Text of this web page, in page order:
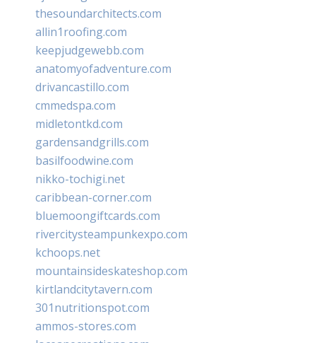
thesoundarchitects.com
allin1roofing.com
keepjudgewebb.com
anatomyofadventure.com
drivancastillo.com
cmmedspa.com
midletontkd.com
gardensandgrills.com
basilfoodwine.com
nikko-tochigi.net
caribbean-corner.com
bluemoongiftcards.com
rivercitysteampunkexpo.com
kchoops.net
mountainsideskateshop.com
kirtlandcitytavern.com
301nutritionspot.com
ammos-stores.com